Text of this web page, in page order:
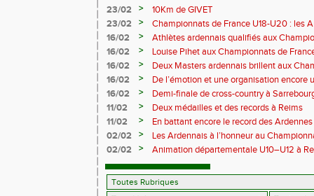
master de cross-country
23/02 >
10Km de GIVET
23/02
>
Championnats de France U18-U20 : les
Val-de-Reuil
16/02 >
Athlètes ardennais qualifiés aux
en salle
16/02 >
Louise Pihet aux Championnats de
16/02
>
Deux Masters ardennais brillent aux
Saint‑Brieuc
16/02 >
De l’émotion et une organisation encore
Trail 2026
16/02 >
Demi-finale de cross-country à
boue… et à la fête !
11/02 >
Deux médailles et des records à Reims
11/02
>
En battant encore le record des
Pihet ira aux championnats de France
02/02 >
Les Ardennais à l’honneur au
02/02
>
Animation départementale U10–U12 à